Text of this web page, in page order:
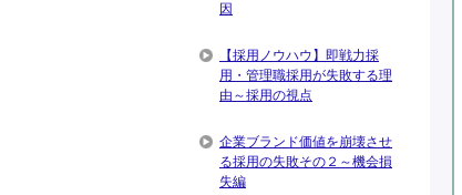
因
【採用ノウハウ】即戦力採
用・管理職採用が失敗する理
由～採用の視点
企業ブランド価値を崩壊させ
る採用の失敗その２～機会損
失編